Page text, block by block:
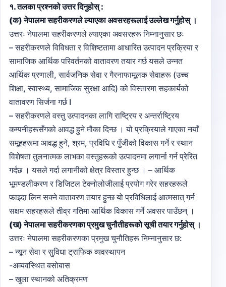
१. तलका प्रश्नको उत्तर दिनुहोस् :
(क) नेपालमा सहरीकरणले ल्याएका अवसरहरूलाई उल्लेख गर्नुहोस् ।
उत्तरः नेपालमा सहरीकरणले ल्याएका अवसरहरू निम्नानुसार छः
– सहरीकरणले विविधता र विशिष्टतामा आधारित उत्पादन प्रक्रिया र
सामाजिक आर्थिक परिवर्तनको वातावरण तयार गर्छ यसले उन्नत
आर्थिक प्रणाली, सार्वजनिक सेवा र गैरनाफामूलक सेवाहरू (उच्च
शिक्षा, स्वास्थ्य, सामाजिक सुरक्षा आदि) को विस्तारमा सहकार्यको
वातावरण सिर्जना गर्छ I
– सहरीकरणले वस्तु उत्पादनका लागि राष्ट्रिय र अन्तर्राष्ट्रिय
कम्पनीहरूसँगको आवद्ध हुने मौका दिन्छ । यो प्रक्रियाले गाएका नयाँ
समूहहरूमा आवद्ध हुने, श्रम, प्रविधि र पुँजीको विकास गर्ने र स्थान
विशेषता तुलनात्मक लाभका वस्तुहरूको उत्पादनमा लगार्ना गर्न प्रेरित
गर्दछ । यसले गर्दा लगानीको क्षेत्र विस्तार हुन्छ । – आर्थिक
भूमण्डलीकरण र डिजिटल टेक्नोलोजीलाई प्रयोग गरेर सहरहरूले
फाइदा लिन सक्ने वातावरण तयार हुन्छ यो प्रविधिलाई आत्मसात् गर्न
सक्षम सहरहरूले तीव्र गतिमा आर्थिक विकास गर्ने अवसर पाउँछन् ।
(ख) नेपालमा सहरीकरणका प्रमुख चुनौतीहरूको सूची तयार गर्नुहोस् ।
उत्तरः नेपालमा सहरीकरणका प्रमुख चुनौतिहरू निम्नानुसार छ:
– न्यून सेवा र सुविधा ट्राफिक व्यवस्थापन
-अव्यवस्थित बसोबास
– खुला स्थानको अतिक्रमण